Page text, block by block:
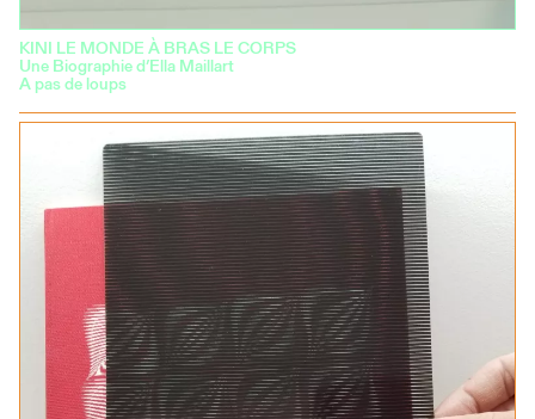
KINI LE MONDE À BRAS LE CORPS
Une Biographie d’Ella Maillart
A pas de loups